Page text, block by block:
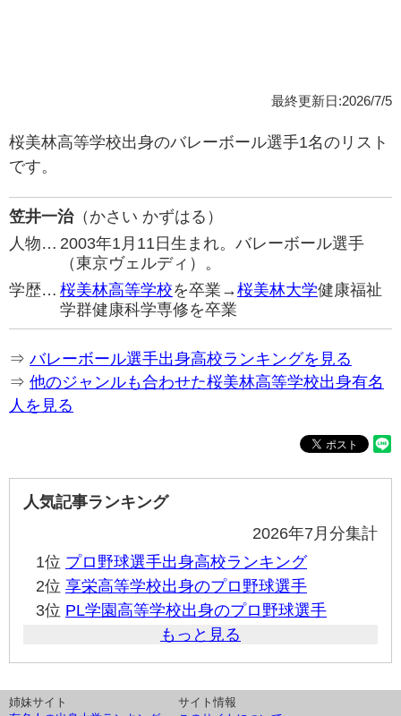
最終更新日:2026/7/5
桜美林高等学校出身のバレーボール選手1名のリスト
です。
笠井一治（かさい かずはる）
人物… 2003年1月11日生まれ。バレーボール選手
（東京ヴェルディ）。
学歴… 桜美林高等学校を卒業→桜美林大学健康福祉
学群健康科学専修を卒業
⇒ バレーボール選手出身高校ランキングを見る
⇒ 他のジャンルも合わせた桜美林高等学校出身有名
人を見る
人気記事ランキング
2026年7月分集計
1位 プロ野球選手出身高校ランキング
2位 享栄高等学校出身のプロ野球選手
3位 PL学園高等学校出身のプロ野球選手
もっと見る
姉妹サイト
サイト情報